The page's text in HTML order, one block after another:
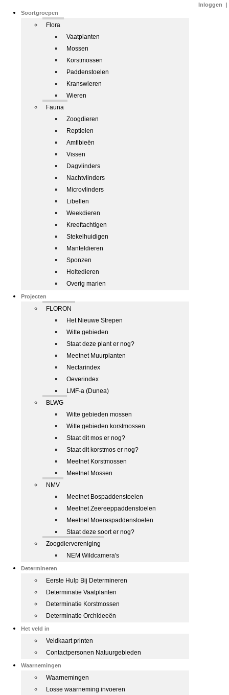
Soortgroepen
Flora
Vaatplanten
Mossen
Korstmossen
Paddenstoelen
Kranswieren
Wieren
Fauna
Zoogdieren
Reptielen
Amfibieën
Vissen
Dagvlinders
Nachtvlinders
Microvlinders
Libellen
Weekdieren
Kreeftachtigen
Stekelhuidigen
Manteldieren
Sponzen
Holtedieren
Overig marien
Projecten
FLORON
Het Nieuwe Strepen
Witte gebieden
Staat deze plant er nog?
Meetnet Muurplanten
Nectarindex
Oeverindex
LMF-a (Dunea)
BLWG
Witte gebieden mossen
Witte gebieden korstmossen
Staat dit mos er nog?
Staat dit korstmos er nog?
Meetnet Korstmossen
Meetnet Mossen
NMV
Meetnet Bospaddenstoelen
Meetnet Zeereeppaddenstoelen
Meetnet Moeraspaddenstoelen
Staat deze soort er nog?
Zoogdiervereniging
NEM Wildcamera's
Determineren
Eerste Hulp Bij Determineren
Determinatie Vaatplanten
Determinatie Korstmossen
Determinatie Orchideeën
Het veld in
Veldkaart printen
Contactpersonen Natuurgebieden
Waarnemingen
Waarnemingen
Losse waarneming invoeren
Inloggen |